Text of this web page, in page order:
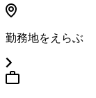
勤務地をえらぶ